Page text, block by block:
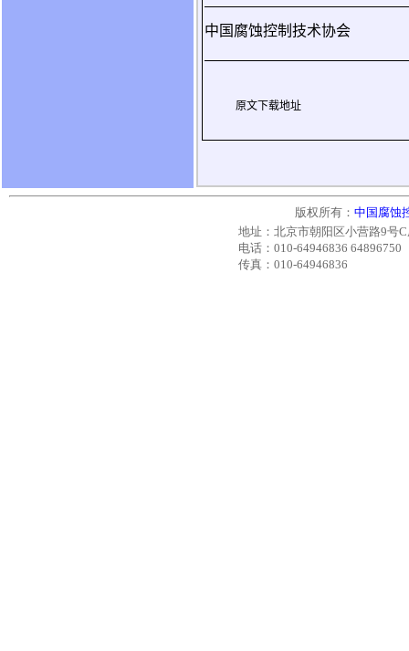
中国腐蚀控制技术协会
原文下载地址